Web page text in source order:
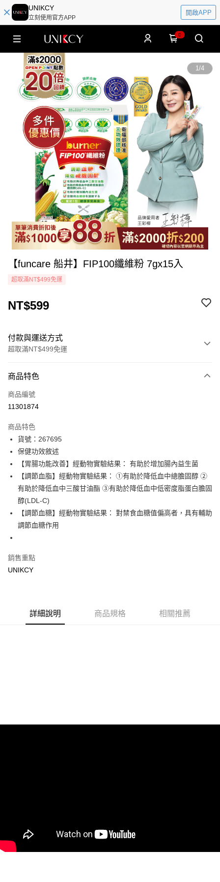
UNIKCY
立刻使用官方APP
開啟APP
0
1/4
【funcare 船井】FIP100纖維粉 7gx15入
超取滿NT$499免運
NT$599
付款與運送方式
超取滿NT$499免運
icash Pay
信用卡一次付款
LINE Pay
Apple Pay
街口支付
悠遊付
Google Pay
每筆NT$70，滿NT$499(含以上)免運費
宅配［需2-3個工作天不含預購商品］
每筆NT$100，滿NT$799(含以上)免運費
商品特色
商品編號
11301874
商品特色
貨號：267695
保健功效敘述
【胃腸功能改善】經動物實驗結果： 有助於增加腸內益生菌
【調節血脂】經動物實驗結果： ①有助於降低血中總膽固醇 ②
有助於降低血中三酸甘油酯 ③有助於降低血中低密度脂蛋白膽固
醇(LDL-C)
【調節血糖】經動物實驗結果： 對禁食血糖值偏高者，具有輔助
調節血糖作用
銷售重點
UNIKCY
詳細說明 商品規格 相關推薦